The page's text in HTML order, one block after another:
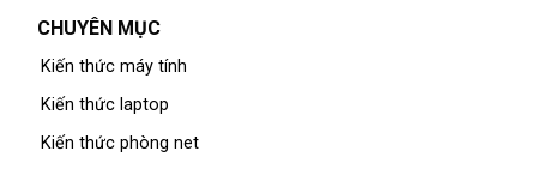
CHUYÊN MỤC
Kiến thức máy tính
Kiến thức laptop
Kiến thức phòng net